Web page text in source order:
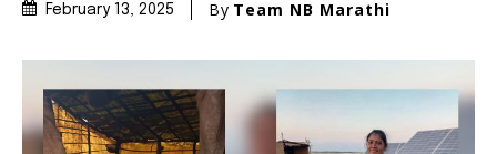
February 13, 2025 By Team NB Marathi